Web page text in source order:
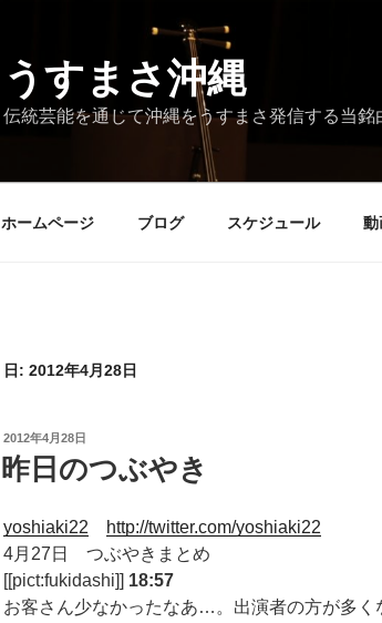
うすまさ沖縄
伝統芸能を通じて沖縄をうすまさ発信する当銘
ホームページ ブログ スケジュール 動
日: 2012年4月28日
投
稿
日:
2012年4月28日
昨日のつぶやき
yoshiaki22
http://twitter.com/yoshiaki22
4月27日 つぶやきまとめ
[[pict:fukidashi]] 18:57
お客さん少なかったなあ…。出演者の方が多く